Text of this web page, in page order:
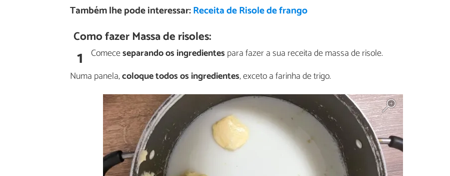
Também lhe pode interessar:Receita de Risole de frango
Como fazer Massa de risoles:
1 Comeceseparando os ingredientes para fazer a sua receita de massa de risole.
Numa panela,coloque todos os ingredientes, exceto a farinha de trigo.